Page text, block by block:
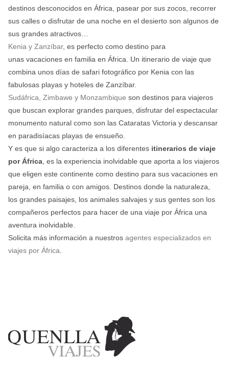
destinos desconocidos en África, pasear por sus zocos, recorrer
sus calles o disfrutar de una noche en el desierto son algunos de
sus grandes atractivos…
Kenia y Zanzíbar, es perfecto como destino para
unas vacaciones en familia en África. Un itinerario de viaje que
combina unos días de safari fotográfico por Kenia con las
fabulosas playas y hoteles de Zanzíbar.
Sudáfrica, Zimbawe y Monzambique son destinos para viajeros
que buscan explorar grandes parques, disfrutar del espectacular
monumento natural como son las Cataratas Victoria y descansar
en paradisíacas playas de ensueño.
Y es que si algo caracteriza a los diferentes itinerarios de viaje
por África , es la experiencia inolvidable que aporta a los viajeros
que eligen este continente como destino para sus vacaciones en
pareja, en familia o con amigos. Destinos donde la naturaleza,
los grandes paisajes, los animales salvajes y sus gentes son los
compañeros perfectos para hacer de una viaje por África una
aventura inolvidable.
Solicita más información a nuestros agentes especializados en
viajes por África